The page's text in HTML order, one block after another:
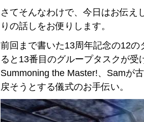
さてそんなわけで、今日はお伝え
りの話しをお便りします。
前回まで書いた13周年記念の12
ると13番目のグループタスクが
Summoning the Master!、Samが
戻そうとする儀式のお手伝い。